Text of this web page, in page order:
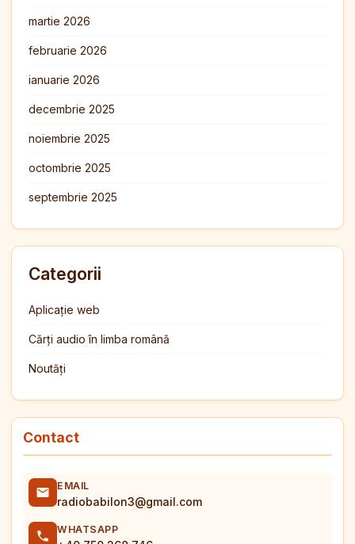
martie 2026
februarie 2026
ianuarie 2026
decembrie 2025
noiembrie 2025
octombrie 2025
septembrie 2025
Categorii
Aplicație web
Cărți audio în limba română
Noutăți
Contact
EMAIL
radiobabilon3@gmail.com
WHATSAPP